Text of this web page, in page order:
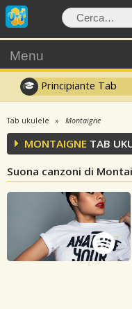
Menu
Principiante Tab
Tab ukulele Montaigne
MONTAIGNE TAB
Suona canzoni di